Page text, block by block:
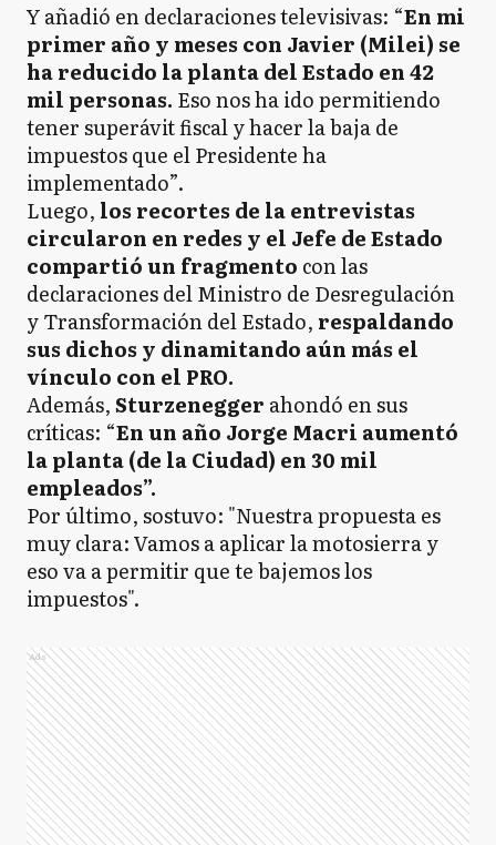
Y añadió en declaraciones televisivas: “En mi
primer año y meses con Javier (Milei) se
ha reducido la planta del Estado en 42
mil personas. Eso nos ha ido permitiendo
tener superávit fiscal y hacer la baja de
impuestos que el Presidente ha
implementado”.
Luego, los recortes de la entrevistas
circularon en redes y el Jefe de Estado
compartió un fragmento con las
declaraciones del Ministro de Desregulación
y Transformación del Estado, respaldando
sus dichos y dinamitando aún más el
vínculo con el PRO.
Además,Sturzenegger ahondó en sus
críticas: “En un año Jorge Macri aumentó
la planta (de la Ciudad) en 30 mil
empleados”.
Por último, sostuvo: "Nuestra propuesta es
muy clara: Vamos a aplicar la motosierra y
eso va a permitir que te bajemos los
impuestos".
Ads